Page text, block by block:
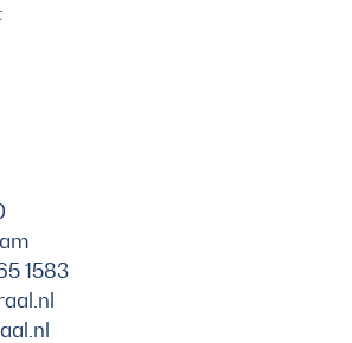
1583